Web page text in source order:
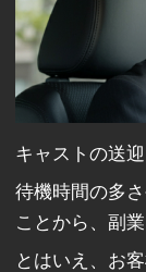
キャストの送
待機時間の多
ことから、副
とはいえ、お